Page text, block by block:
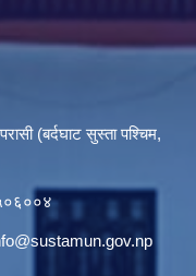
(बर्दघाट सुस्ता पश्चिम,